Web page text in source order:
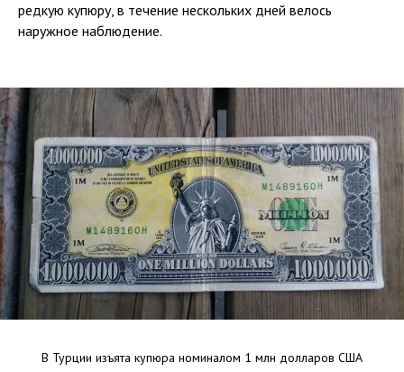
редкую купюру, в течение нескольких дней велось
наружное наблюдение.
В Турции изъята купюра номиналом 1 млн долларов США